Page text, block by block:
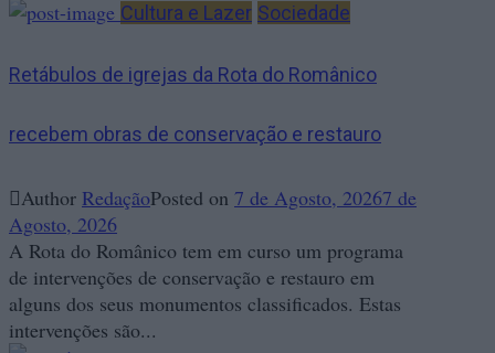
Cultura e Lazer Sociedade
Retábulos de igrejas da Rota do Românico
recebem obras de conservação e restauro
Author RedaçãoPosted on 7 de Agosto, 20267 de
Agosto, 2026
A Rota do Românico tem em curso um programa
de intervenções de conservação e restauro em
alguns dos seus monumentos classificados. Estas
intervenções são...